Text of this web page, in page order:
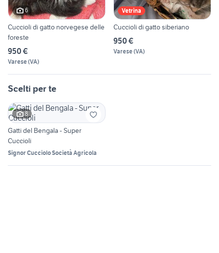
6
Cuccioli di gatto norvegese delle
foreste
950 €
Varese(VA)
Vetrina
Cuccioli di gatto siberiano
950 €
Varese(VA)
Scelti per te
8
Gatti del Bengala - Super
Cuccioli
Signor Cucciolo Società Agricola